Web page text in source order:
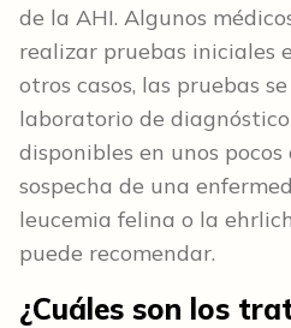
de la AHI. Algunos
realizar pruebas iniciales
otros casos, las pruebas
laboratorio de
disponibles en unos
sospecha de una
leucemia felina o la
puede recomendar.
¿Cuáles son los